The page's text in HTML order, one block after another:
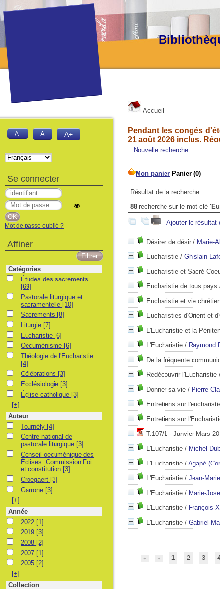
Accueil
Pendant les congés
21 août 2026 inclus.
Nouvelle recherche
Résultat de la recherche
88 recherche sur le mot-clé
Ajouter le résultat
Désirer de désir / Marie-
Eucharistie / Ghislain
Eucharistie et Sacré-
Eucharistie de tous pays
Eucharistie et vie
Eucharisties d'Orient et
L'Eucharistie et la
L'Eucharistie / Raymond
De la fréquente
Redécouvrir l'Eucharistie
Donner sa vie / Pierre
Entretiens sur
Entretiens sur
T.107/1 - Janvier-Mars
L'Eucharistie / Michel
L'Eucharistie / Agapè
L'Eucharistie / Jean-
L'Eucharistie / Marie-
L'Eucharistie / François-
L'Eucharistie / Gabriel-
1 2 3 4
A- A A+
Se connecter
Mot de passe oublié ?
Affiner
Catégories
Études des sacrements
Études des sacrements
[69]
Pastorale liturgique et sacramentelle
Pastorale liturgique et
sacramentelle [10]
Sacrements
Sacrements [8]
LiturgieLiturgie [7]
Eucharistie
Eucharistie [6]
Oecuménisme
Oecuménisme [6]
Théologie de l'Eucharistie
Théologie de l'Eucharistie
[4]
Célébrations
Célébrations [3]
Ecclésiologie
Ecclésiologie [3]
Église catholique
Église catholique [3]
[+]
Auteur
TournélyTournély [4]
Centre national de pastorale liturgique
Centre national de
pastorale liturgique [3]
Conseil oecuménique des Églises. Commission Foi et constitution
Conseil oecuménique des
Églises. Commission Foi
et constitution [3]
CroegaertCroegaert [3]
GarroneGarrone [3]
[+]
Année
2022 2022 [1]
2019 2019 [3]
2008 2008 [2]
2007 2007 [1]
2005 2005 [2]
[+]
Collection